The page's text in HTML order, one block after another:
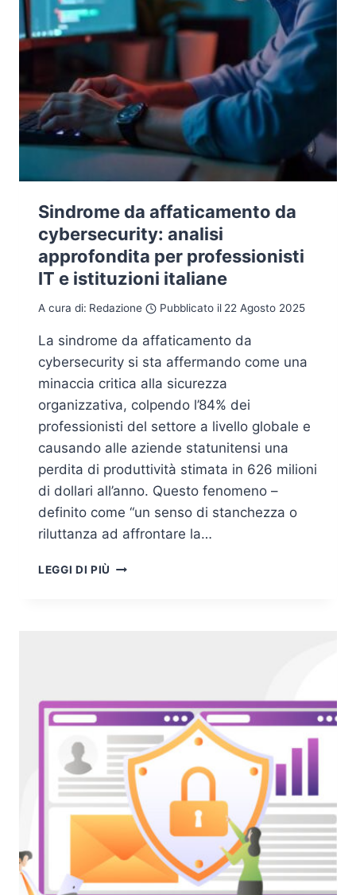
Sindrome da affaticamento da
cybersecurity: analisi
approfondita per professionisti
IT e istituzioni italiane
A cura di: Redazione Pubblicato il 22 Agosto 2025
La sindrome da affaticamento da
cybersecurity si sta affermando come una
minaccia critica alla sicurezza
organizzativa, colpendo l’84% dei
professionisti del settore a livello globale e
causando alle aziende statunitensi una
perdita di produttività stimata in 626 milioni
di dollari all’anno. Questo fenomeno –
definito come “un senso di stanchezza o
riluttanza ad affrontare la…
LEGGI DI PIÙ SINDROME
PROFESSIONISTI
IT
E
ISTITUZIONI
ITALIANE